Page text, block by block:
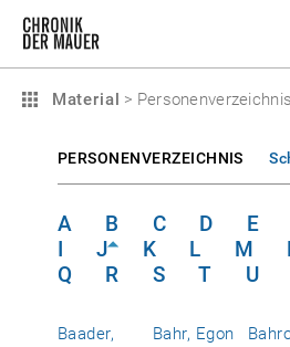
Material > Personenverzeichnis
PERSONENVERZEICHNIS
A B C D E
I
J K L M
Q
R S T U
Baader,
Bahr, Egon